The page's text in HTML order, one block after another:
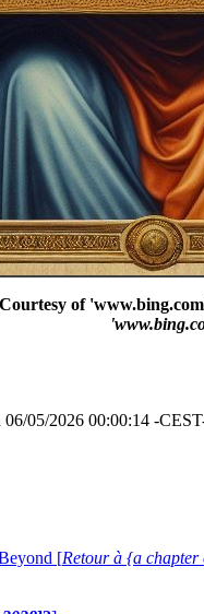
of
05/2026 00:00:14 -
[Retour à {a